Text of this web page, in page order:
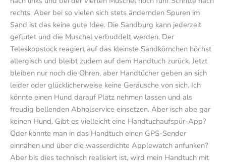
rechts. Aber bei so vielen sich stets ändernden Spuren im
Sand ist das keine gute Idee. Die Sandburg kann jederzeit
geflutet und die Muschel verbuddelt werden. Der
Teleskopstock reagiert auf das kleinste Sandkörnchen höchst
allergisch und bleibt zudem auf dem Handtuch zurück. Jetzt
bleiben nur noch die Ohren, aber Handtücher geben an sich
leider oder glücklicherweise keine Geräusche von sich. Ich
könnte einen Hund darauf Platz nehmen lassen und als
freudig bellenden Abholservice einsetzen. Aber isch abe gar
keinen Hund. Gibt es vielleicht eine Handtuchaufspür-App?
Oder könnte man in das Handtuch einen GPS-Sender
einnähen und über die wasserdichte Applewatch anfunken?
Aber bis dies technisch realisiert ist, wird mein Handtuch mit